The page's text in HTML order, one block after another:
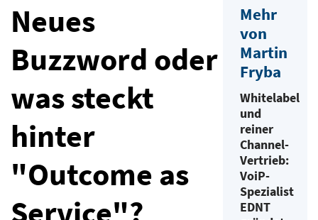
Neues
Buzzword oder
was steckt
hinter
"Outcome as
Service"?
Mehr
von
Martin
Fryba
Whitelabel
und
reiner
Channel-
Vertrieb:
VoiP-
Spezialist
EDNT